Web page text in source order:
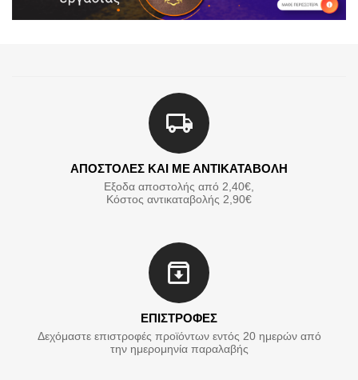
ΑΠΟΣΤΟΛΕΣ ΚΑΙ ΜΕ ΑΝΤΙΚΑΤΑΒΟΛΗ
Εξοδα αποστολής από 2,40€,
Κόστος αντικαταβολής 2,90€
ΕΠΙΣΤΡΟΦΕΣ
Δεχόμαστε επιστροφές προϊόντων εντός 20 ημερών από
την ημερομηνία παραλαβής